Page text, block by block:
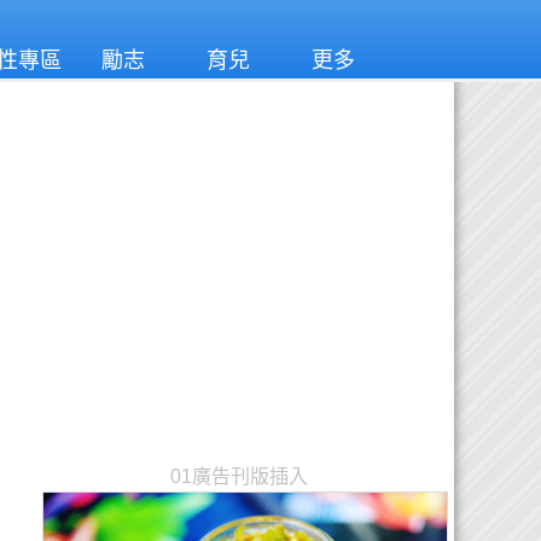
專區 勵志 育兒 更多
01廣告刊版插入